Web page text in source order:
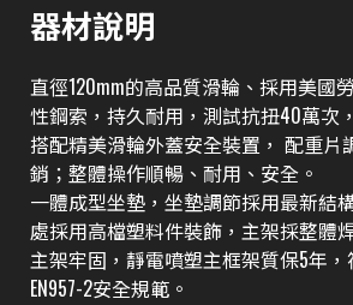
器材說明
直徑120mm的高品質滑輪、採用美國
性鋼索，持久耐用，測試抗扭40萬次
搭配精美滑輪外蓋安全裝置， 配重片
銷；整體操作順暢、耐用、安全。
一體成型坐墊，坐墊調節採用最新結
處採用高檔塑料件裝飾，主架採整體
主架牢固，靜電噴塑主框架質保5年，
EN957-2安全規範。